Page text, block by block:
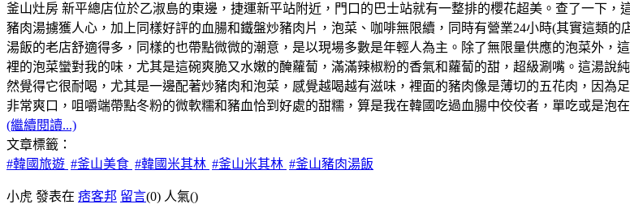
釜山灶房 新平總店位於乙淑島的東邊，捷運新平站附近，門口的巴士站就有一整排的櫻花超美。查了一下，
豬肉湯擄獲人心，加上同樣好評的血腸和鐵盤炒豬肉片，泡菜、咖啡無限續，同時有營業24小時(其實這類
湯飯的老店舒適得多，同樣的也帶點微微的潮意，是以現場多數是年輕人為主。除了無限量供應的泡菜外
裡的泡菜蠻對我的味，尤其是這碗爽脆又水嫩的醃蘿蔔，滿滿辣椒粉的香氣和蘿蔔的甜，超級涮嘴。這湯
然覺得它很耐喝，尤其是一邊配著炒豬肉和泡菜，感覺越喝越有滋味，裡面的豬肉像是薄切的五花肉，因
非常爽口，咀嚼端帶點冬粉的微軟糯和豬血恰到好處的甜糯，算是我在韓國吃過血腸中佼佼者，單吃或是泡
(繼續閱讀...)
文章標籤：
#韓國旅遊 #釜山美食 #韓國米其林 #釜山米其林 #釜山豬肉湯飯
小虎 發表在 痞客邦 留言(0) 人氣()